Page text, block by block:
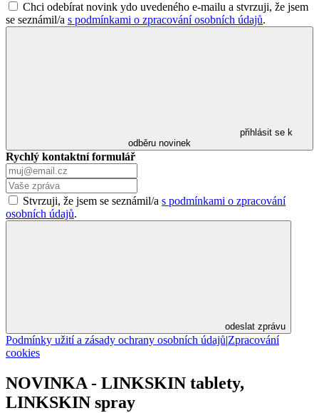
Chci odebírat novink ydo uvedeného e-mailu a stvrzuji, že jsem
se seznámil/a s podmínkami o zpracování osobních údajů.
přihlásit se k
odběru novinek
Rychlý kontaktní formulář
Stvrzuji, že jsem se seznámil/a s podmínkami o zpracování
osobních údajů.
odeslat zprávu
Podmínky užití a zásady ochrany osobních údajů|Zpracování
cookies
NOVINKA - LINKSKIN tablety,
LINKSKIN spray